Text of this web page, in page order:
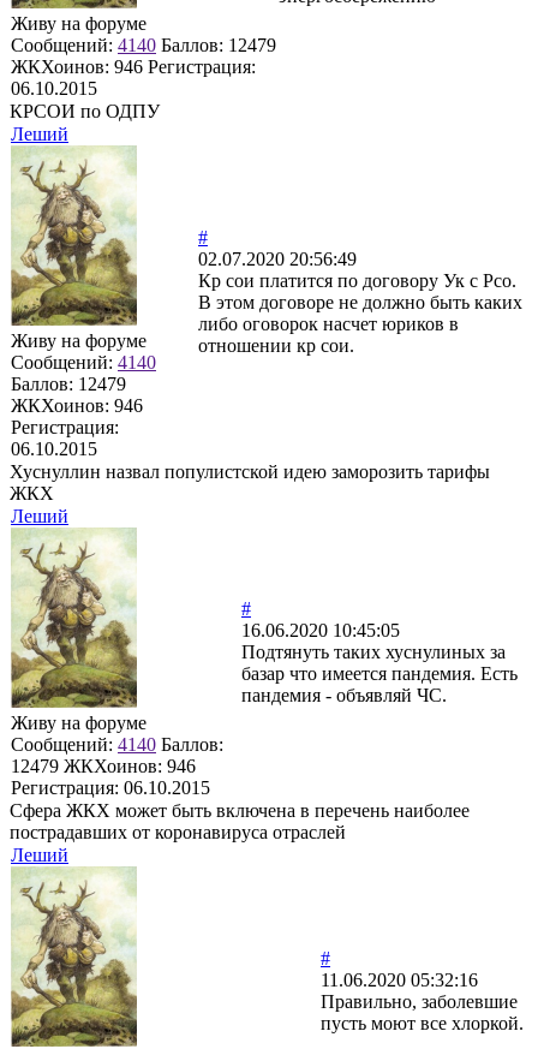
Живу на форуме
Сообщений: 4140 Баллов: 12479
ЖКХоинов: 946 Регистрация:
06.10.2015
КРСОИ по ОДПУ
Леший
Живу на форуме
Сообщений: 4140
Баллов: 12479
ЖКХоинов: 946
Регистрация:
06.10.2015
#
02.07.2020 20:56:49
Кр сои платится по договору Ук с Рсо.
В этом договоре не должно быть каких
либо оговорок насчет юриков в
отношении кр сои.
Хуснуллин назвал популистской идею заморозить тарифы
ЖКХ
Леший
Живу на форуме
Сообщений: 4140 Баллов:
12479 ЖКХоинов: 946
Регистрация: 06.10.2015
#
16.06.2020 10:45:05
Подтянуть таких хуснулиных за
базар что имеется пандемия. Есть
пандемия - объявляй ЧС.
Сфера ЖКХ может быть включена в перечень наиболее
пострадавших от коронавируса отраслей
Леший
#
11.06.2020 05:32:16
Правильно, заболевшие
пусть моют все хлоркой.